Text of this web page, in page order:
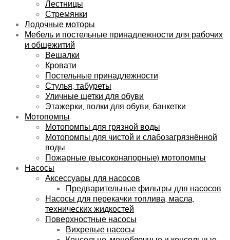
Лестницы
Стремянки
Лодочные моторы
Мебель и постельные принадлежности для рабочих
и общежитий
Вешалки
Кровати
Постельные принадлежности
Стулья, табуреты
Уличные щетки для обуви
Этажерки, полки для обуви, банкетки
Мотопомпы
Мотопомпы для грязной воды
Мотопомпы для чистой и слабозагрязнённой
воды
Пожарные (высоконапорные) мотопомпы
Насосы
Аксессуары для насосов
Предварительные фильтры для насосов
Насосы для перекачки топлива, масла,
технических жидкостей
Поверхностные насосы
Вихревые насосы